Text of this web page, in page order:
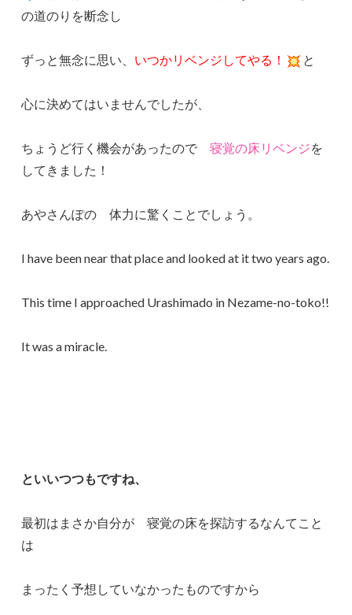
の道のりを断念し
ずっと無念に思い、 いつかリベンジしてやる！ と
心に決めてはいませんでしたが、
ちょうど行く機会があったので寝覚の床リベンジを
してきました！
あやさんぽの 体力に驚くことでしょう。
I have been near that place and looked at it two years ago.
This time I approached Urashimado in Nezame-no-toko!!
It was a miracle.
といいつつもですね、
最初はまさか自分が 寝覚の床を探訪するなんてこと
は
まったく予想していなかったものですから